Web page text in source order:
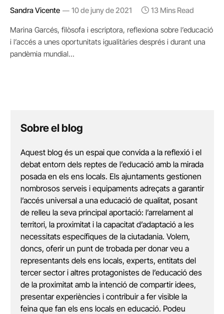
Sandra Vicente 10 de juny de 2021 13 Mins Read
Marina Garcés, filòsofa i escriptora, reflexiona sobre l’educació
i l’accés a unes oportunitats igualitàries després i durant una
pandèmia mundial…
Sobre el blog
Aquest blog és un espai que convida a la reflexió i el
debat entorn dels reptes de l’educació amb la mirada
posada en els ens locals. Els ajuntaments gestionen
nombrosos serveis i equipaments adreçats a garantir
l’accés universal a una educació de qualitat, posant
de relleu la seva principal aportació: l’arrelament al
territori, la proximitat i la capacitat d’adaptació a les
necessitats específiques de la ciutadania. Volem,
doncs, oferir un punt de trobada per donar veu a
representants dels ens locals, experts, entitats del
tercer sector i altres protagonistes de l’educació des
de la proximitat amb la intenció de compartir idees,
presentar experiències i contribuir a fer visible la
feina que fan els ens locals en educació. Podeu